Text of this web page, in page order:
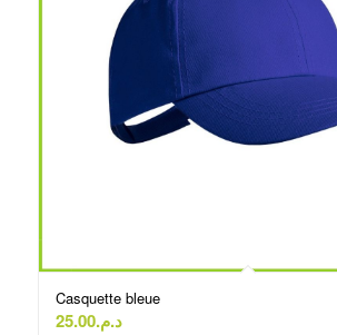
Casquette bleue
د.م.25.00